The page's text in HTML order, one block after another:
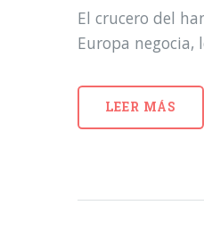
El crucero del
Europa negocia,
LEER MÁS